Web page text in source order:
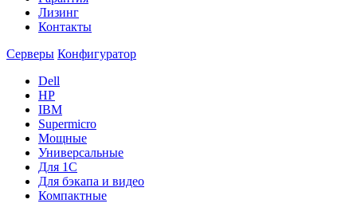
Лизинг
Контакты
Серверы Конфигуратор
Dell
HP
IBM
Supermicro
Мощные
Универсальные
Для 1С
Для бэкапа и видео
Компактные